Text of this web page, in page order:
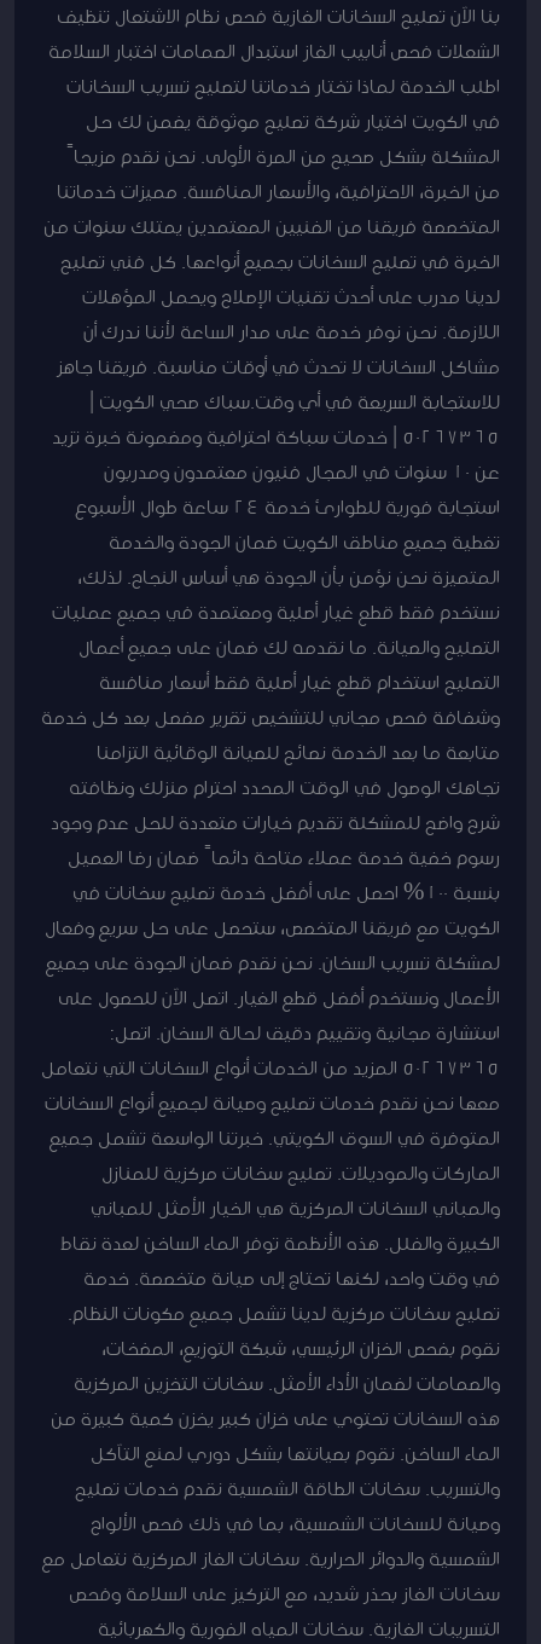
بنا الآن تصليح السخانات الغازية فحص نظام الاشتعال تنظيف
الشعلات فحص أنابيب الغاز استبدال الصمامات اختبار السلامة
اطلب الخدمة لماذا تختار خدماتنا لتصليح تسريب السخانات
في الكويت اختيار شركة تصليح موثوقة يضمن لك حل
المشكلة بشكل صحيح من المرة الأولى. نحن نقدم مزيجاً
من الخبرة، الاحترافية، والأسعار المنافسة. مميزات خدماتنا
المتخصصة فريقنا من الفنيين المعتمدين يمتلك سنوات من
الخبرة في تصليح السخانات بجميع أنواعها. كل فني تصليح
لدينا مدرب على أحدث تقنيات الإصلاح ويحمل المؤهلات
اللازمة. نحن نوفر خدمة على مدار الساعة لأننا ندرك أن
مشاكل السخانات لا تحدث في أوقات مناسبة. فريقنا جاهز
للاستجابة السريعة في أي وقت.سباك صحي الكويت |
50267365 | خدمات سباكة احترافية ومضمونة خبرة تزيد
عن 10 سنوات في المجال فنيون معتمدون ومدربون
استجابة فورية للطوارئ خدمة 24 ساعة طوال الأسبوع
تغطية جميع مناطق الكويت ضمان الجودة والخدمة
المتميزة نحن نؤمن بأن الجودة هي أساس النجاح. لذلك،
نستخدم فقط قطع غيار أصلية ومعتمدة في جميع عمليات
التصليح والصيانة. ما نقدمه لك ضمان على جميع أعمال
التصليح استخدام قطع غيار أصلية فقط أسعار منافسة
وشفافة فحص مجاني للتشخيص تقرير مفصل بعد كل خدمة
متابعة ما بعد الخدمة نصائح للصيانة الوقائية التزامنا
تجاهك الوصول في الوقت المحدد احترام منزلك ونظافته
شرح واضح للمشكلة تقديم خيارات متعددة للحل عدم وجود
رسوم خفية خدمة عملاء متاحة دائماً ضمان رضا العميل
بنسبة 100% احصل على أفضل خدمة تصليح سخانات في
الكويت مع فريقنا المتخصص، ستحصل على حل سريع وفعال
لمشكلة تسريب السخان. نحن نقدم ضمان الجودة على جميع
الأعمال ونستخدم أفضل قطع الغيار. اتصل الآن للحصول على
استشارة مجانية وتقييم دقيق لحالة السخان. اتصل:
50267365 المزيد من الخدمات أنواع السخانات التي نتعامل
معها نحن نقدم خدمات تصليح وصيانة لجميع أنواع السخانات
المتوفرة في السوق الكويتي. خبرتنا الواسعة تشمل جميع
الماركات والموديلات. تصليح سخانات مركزية للمنازل
والمباني السخانات المركزية هي الخيار الأمثل للمباني
الكبيرة والفلل. هذه الأنظمة توفر الماء الساخن لعدة نقاط
في وقت واحد، لكنها تحتاج إلى صيانة متخصصة. خدمة
تصليح سخانات مركزية لدينا تشمل جميع مكونات النظام.
نقوم بفحص الخزان الرئيسي، شبكة التوزيع، المضخات،
والصمامات لضمان الأداء الأمثل. سخانات التخزين المركزية
هذه السخانات تحتوي على خزان كبير يخزن كمية كبيرة من
الماء الساخن. نقوم بصيانتها بشكل دوري لمنع التآكل
والتسريب. سخانات الطاقة الشمسية نقدم خدمات تصليح
وصيانة للسخانات الشمسية، بما في ذلك فحص الألواح
الشمسية والدوائر الحرارية. سخانات الغاز المركزية نتعامل مع
سخانات الغاز بحذر شديد، مع التركيز على السلامة وفحص
التسريبات الغازية. سخانات المياه الفورية والكهربائية